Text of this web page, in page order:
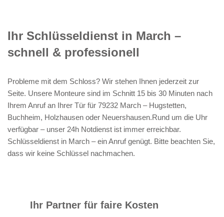
Ihr Schlüsseldienst in March –
schnell & professionell
Probleme mit dem Schloss? Wir stehen Ihnen jederzeit zur
Seite. Unsere Monteure sind im Schnitt 15 bis 30 Minuten nach
Ihrem Anruf an Ihrer Tür für 79232 March – Hugstetten,
Buchheim, Holzhausen oder Neuershausen.Rund um die Uhr
verfügbar – unser 24h Notdienst ist immer erreichbar.
Schlüsseldienst in March – ein Anruf genügt. Bitte beachten Sie,
dass wir keine Schlüssel nachmachen.
Ihr Partner für faire Kosten